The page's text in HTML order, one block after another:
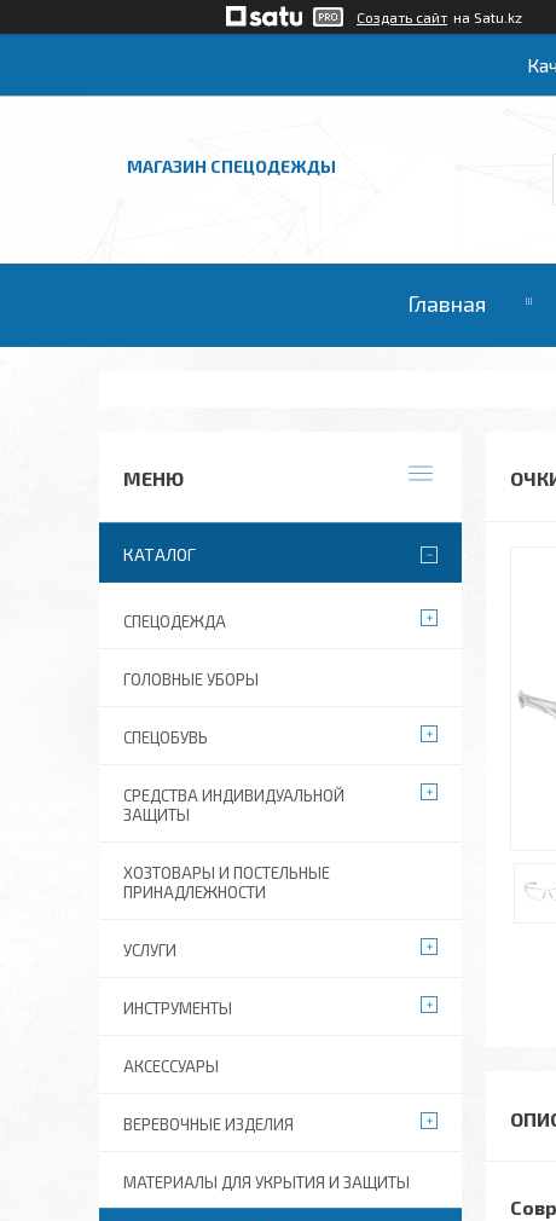
Создать сайт на Satu.kz
МАГАЗИН СПЕЦОДЕЖДЫ
Главная
КАТАЛОГ
СПЕЦОДЕЖДА
ГОЛОВНЫЕ УБОРЫ
СПЕЦОБУВЬ
СРЕДСТВА ИНДИВИДУАЛЬНОЙ
ЗАЩИТЫ
ХОЗТОВАРЫ И ПОСТЕЛЬНЫЕ
ПРИНАДЛЕЖНОСТИ
УСЛУГИ
ИНСТРУМЕНТЫ
АКСЕССУАРЫ
ВЕРЕВОЧНЫЕ ИЗДЕЛИЯ
МАТЕРИАЛЫ ДЛЯ УКРЫТИЯ И ЗАЩИТЫ